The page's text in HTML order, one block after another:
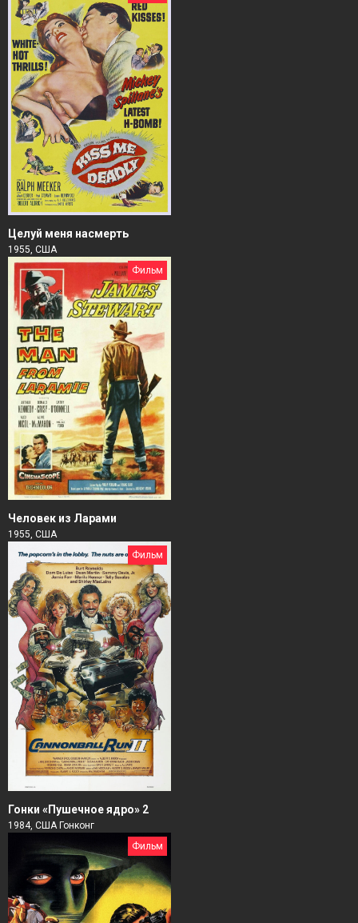
Целуй меня насмерть
1955, США
Фильм
Человек из Ларами
1955, США
Фильм
Гонки «Пушечное ядро» 2
1984, США Гонконг
Фильм